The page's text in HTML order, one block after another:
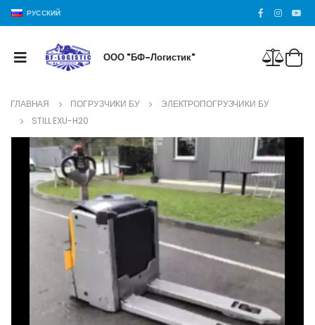
РУССКИЙ
ООО "БФ-Логистик"
ГЛАВНАЯ ПОГРУЗЧИКИ БУ
ЭЛЕКТРОПОГРУЗЧИКИ БУ
STILL EXU-H20